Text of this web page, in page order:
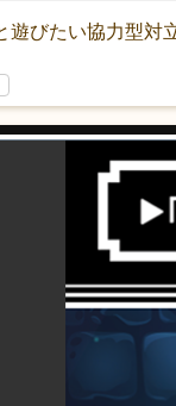
遊びたい協力型対